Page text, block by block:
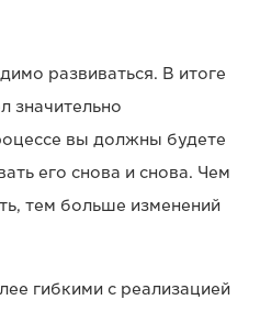
развиваться. В итоге
значительно
вы должны будете
его снова и снова. Чем
тем больше изменений
гибкими с реализацией